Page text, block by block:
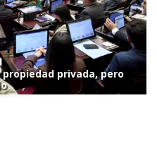
privada, pero